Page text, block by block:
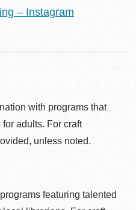
– Instagram
with programs that
adults. For craft
unless noted.
featuring talented